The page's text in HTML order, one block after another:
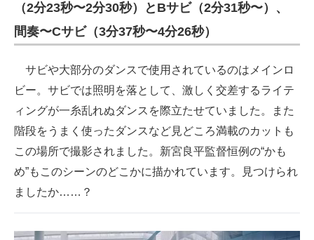
（2分23秒〜2分30秒）とBサビ（2分31秒〜）、
間奏〜Cサビ（3分37秒〜4分26秒）
サビや大部分のダンスで使用されているのはメインロ
ビー。サビでは照明を落として、激しく交差するライテ
ィングが一糸乱れぬダンスを際立たせていました。また
階段をうまく使ったダンスなど見どころ満載のカットも
この場所で撮影されました。新宮良平監督恒例の“かも
め”もこのシーンのどこかに描かれています。見つけられ
ましたか……？